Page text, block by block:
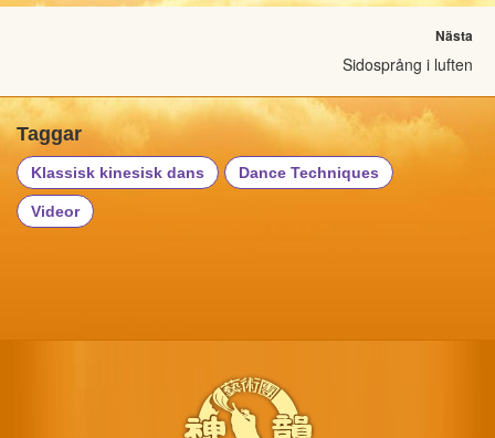
Nästa
Sidosprång i luften
Taggar
Klassisk kinesisk dans Dance Techniques
Videor